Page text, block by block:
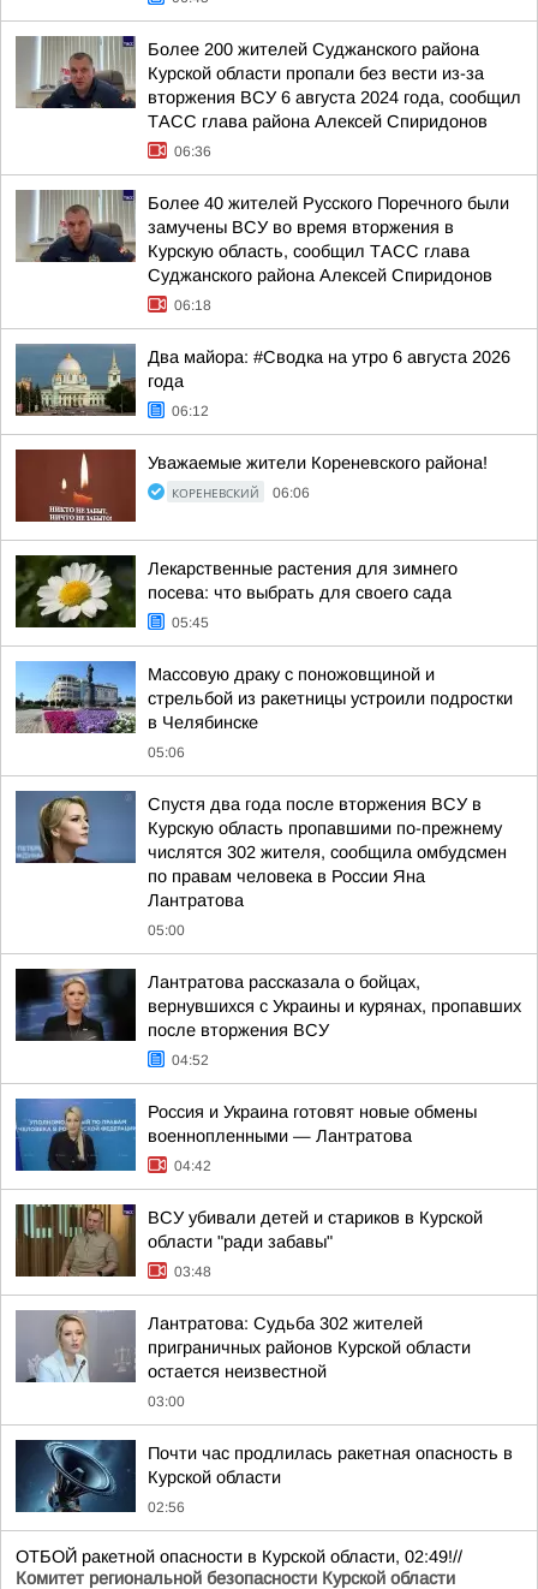
Более 200 жителей Суджанского района
Курской области пропали без вести из-за
вторжения ВСУ 6 августа 2024 года, сообщил
ТАСС глава района Алексей Спиридонов
06:36
Более 40 жителей Русского Поречного были
замучены ВСУ во время вторжения в
Курскую область, сообщил ТАСС глава
Суджанского района Алексей Спиридонов
06:18
Два майора: #Сводка на утро 6 августа 2026
года
06:12
Уважаемые жители Кореневского района!
КОРЕНЕВСКИЙ 06:06
Лекарственные растения для зимнего
посева: что выбрать для своего сада
05:45
Массовую драку с поножовщиной и
стрельбой из ракетницы устроили подростки
в Челябинске
05:06
Спустя два года после вторжения ВСУ в
Курскую область пропавшими по-прежнему
числятся 302 жителя, сообщила омбудсмен
по правам человека в России Яна
Лантратова
05:00
Лантратова рассказала о бойцах,
вернувшихся с Украины и курянах, пропавших
после вторжения ВСУ
04:52
Россия и Украина готовят новые обмены
военнопленными — Лантратова
04:42
ВСУ убивали детей и стариков в Курской
области "ради забавы"
03:48
Лантратова: Судьба 302 жителей
приграничных районов Курской области
остается неизвестной
03:00
Почти час продлилась ракетная опасность в
Курской области
02:56
ОТБОЙ ракетной опасности в Курской области, 02:49!//
Комитет региональной безопасности Курской области